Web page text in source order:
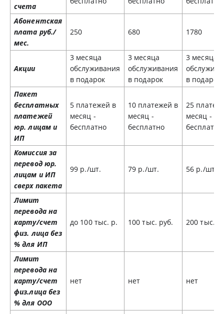
счета
Абонентская
плата руб./
мес.
250 680 1780
Акции
3 месяца
обслуживания
в подарок
3 месяца
обслуживания
в подарок
3 месяца
в подарок
Пакет
бесплатных
платежей
юр. лицам и
ИП
5 платежей в
месяц -
бесплатно
10 платежей в
месяц -
бесплатно
25
месяц -
бесплатно
Комиссия за
перевод юр.
лицам и ИП
сверх пакета
99 р./шт. 79 р./шт. 56 р./шт.
Лимит
перевода на
карту/счет
физ. лица без
% для ИП
до 100 тыс. р. 100 тыс. руб. 200 тыс.
Лимит
перевода на
карту/счет
физ.лица без
% для ООО
нет нет нет